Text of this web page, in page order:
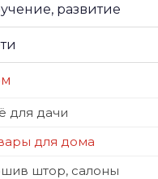
развитие
для дачи
для дома
штор, салоны